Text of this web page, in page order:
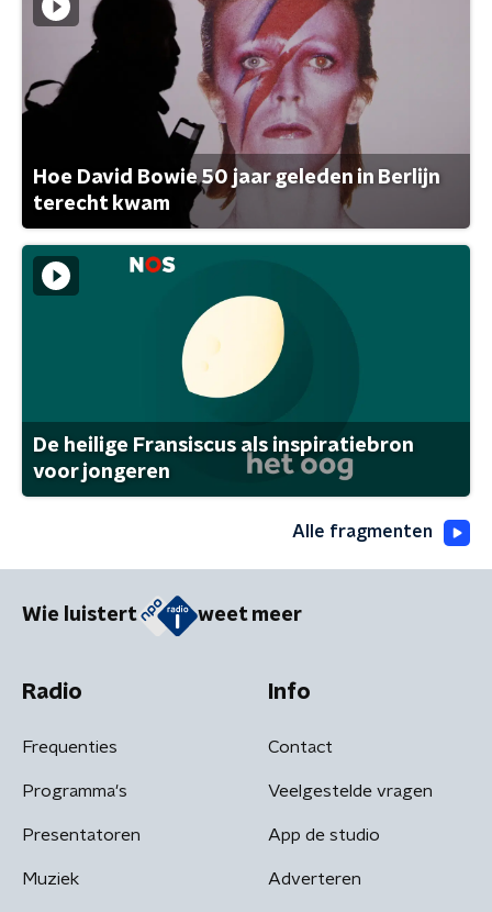
Hoe David Bowie 50 jaar geleden in Berlijn
terecht kwam
De heilige Fransiscus als inspiratiebron
voor jongeren
Alle fragmenten
Wie luistert weet meer
Radio
Frequenties
Programma's
Presentatoren
Muziek
Info
Contact
Veelgestelde vragen
App de studio
Adverteren